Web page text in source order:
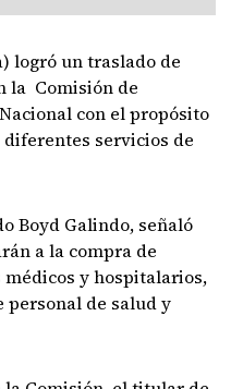
logró un traslado de
la Comisión de
con el propósito
servicios de
Boyd Galindo, señaló
a la compra de
y hospitalarios,
personal de salud y